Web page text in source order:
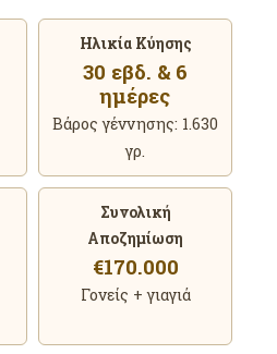
Ηλικία Κύησης
30 εβδ. & 6
ημέρες
Βάρος γέννησης: 1.630
γρ.
Συνολική
Αποζημίωση
€170.000
Γονείς + γιαγιά